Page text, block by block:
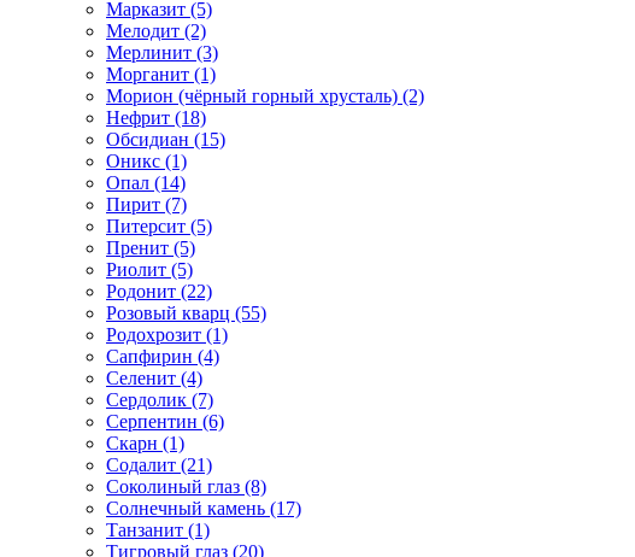
Марказит (5)
Мелодит (2)
Мерлинит (3)
Морганит (1)
Морион (чёрный горный хрусталь) (2)
Нефрит (18)
Обсидиан (15)
Оникс (1)
Опал (14)
Пирит (7)
Питерсит (5)
Пренит (5)
Риолит (5)
Родонит (22)
Розовый кварц (55)
Родохрозит (1)
Сапфирин (4)
Селенит (4)
Сердолик (7)
Серпентин (6)
Скарн (1)
Содалит (21)
Соколиный глаз (8)
Солнечный камень (17)
Танзанит (1)
Тигровый глаз (20)